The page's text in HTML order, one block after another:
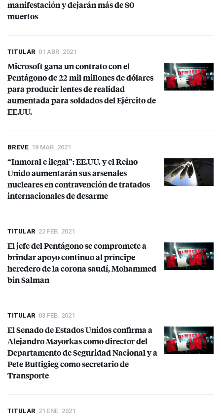
manifestación y dejarán más de 80
muertos
TITULAR 01 ABR. 2021
Microsoft gana un contrato con el
Pentágono de 22 mil millones de dólares
para producir lentes de realidad
aumentada para soldados del Ejército de
EE.UU.
BREVE 18 MAR. 2021
“Inmoral e ilegal”: EE.UU. y el Reino
Unido aumentarán sus arsenales
nucleares en contravención de tratados
internacionales de desarme
TITULAR 22 FEB. 2021
El jefe del Pentágono se compromete a
brindar apoyo continuo al príncipe
heredero de la corona saudí, Mohammed
bin Salman
TITULAR 03 FEB. 2021
El Senado de Estados Unidos confirma a
Alejandro Mayorkas como director del
Departamento de Seguridad Nacional y a
Pete Buttigieg como secretario de
Transporte
TITULAR 21 ENE. 2021